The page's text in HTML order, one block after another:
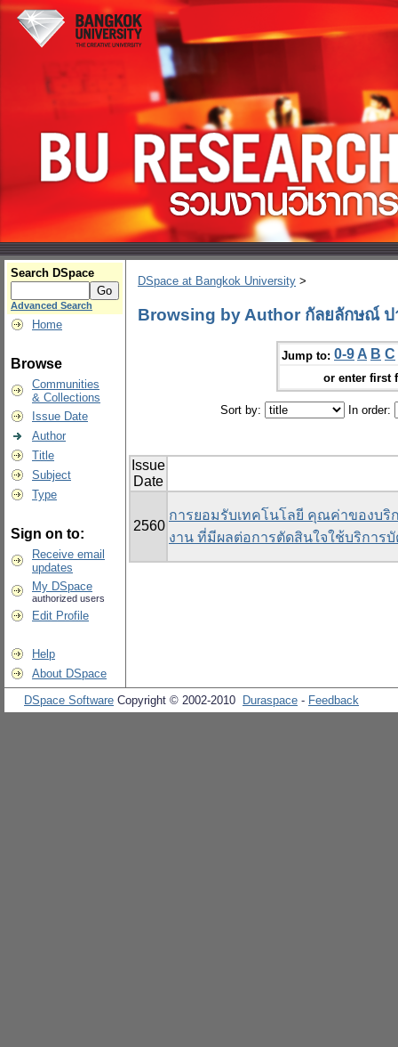
Search DSpace
Advanced Search
Home
Browse
Communities
& Collections
Issue Date
Author
Title
Subject
Type
Sign on to:
Receive email
updates
My DSpace
authorized users
Edit Profile
Help
About DSpace
DSpace at Bangkok University >
Browsing by Author กัลยลักษณ์ ป
Jump to: 0-9 A B C
or enter first
Sort by: In order:
Issue
Date
2560
การยอมรับเทคโนโลยี คุณค่าของบริ
งาน ที่มีผลต่อการตัดสินใจใช้บริการ
DSpace Software Copyright © 2002-2010 Duraspace - Feedback